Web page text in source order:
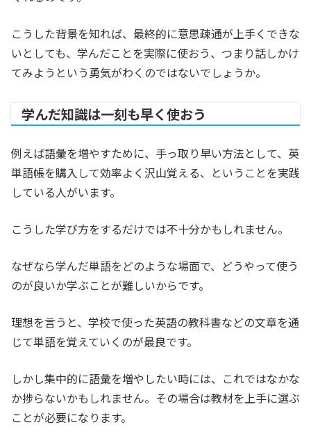
こうした背景を知れば、最終的に意思疎通が上手くできな
いとしても、学んだことを実際に使おう、つまり話しかけ
てみようという勇気がわくのではないでしょうか。
学んだ知識は一刻も早く使おう
例えば語彙を増やすために、手っ取り早い方法として、英
単語帳を購入して効率よく沢山覚える、ということを実践
している人がいます。
こうした学び方をするだけでは不十分かもしれません。
なぜなら学んだ単語をどのような場面で、どうやって使う
のが良いか学ぶことが難しいからです。
理想を言うと、学校で使った英語の教科書などの文章を通
じて単語を覚えていくのが最良です。
しかし集中的に語彙を増やしたい時には、これではなかな
か捗らないかもしれません。その場合は教材を上手に選ぶ
ことが必要になります。